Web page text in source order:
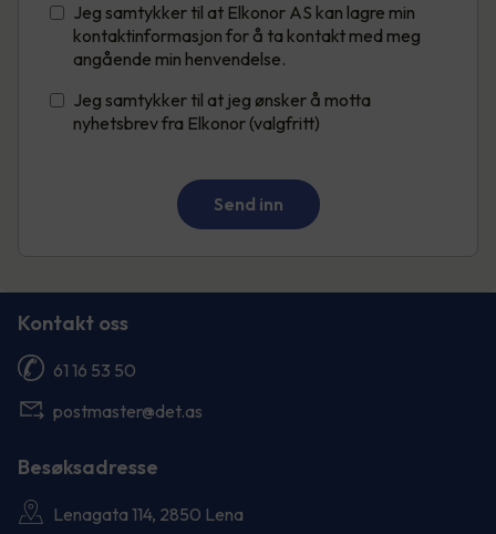
Jeg samtykker til at Elkonor AS kan lagre min
kontaktinformasjon for å ta kontakt med meg
angående min henvendelse.
Jeg samtykker til at jeg ønsker å motta
nyhetsbrev fra Elkonor (valgfritt)
Send inn
Kontakt oss
61 16 53 50
postmaster@det.as
Besøksadresse
Lenagata 114, 2850 Lena